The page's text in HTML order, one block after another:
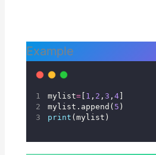
Example
mylist=[ 1 , 2 , 3 , 4]
mylist.append( 5 )
print (mylist)